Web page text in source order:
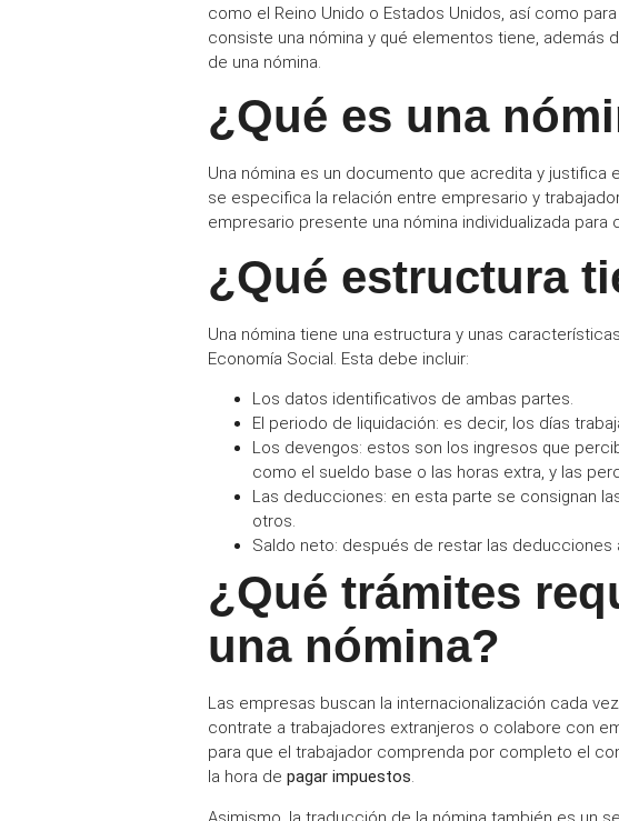
como el Reino Unido o Estados Unidos, así como para
consiste una nómina y qué elementos tiene,
de una nómina.
¿Qué es una
Una nómina es un documento que acredita y justifica
se especifica la relación entre empresario y
empresario presente una nómina individualizada para
¿Qué estructura
Una nómina tiene una estructura y unas
Economía Social. Esta debe incluir:
Los datos identificativos de ambas partes.
El periodo de liquidación: es decir, los días
Los devengos: estos son los ingresos que
como el sueldo base o las horas extra, y las
Las deducciones: en esta parte se consignan
otros.
Saldo neto: después de restar las deducciones
¿Qué trámites
una nómina?
Las empresas buscan la internacionalización cada
contrate a trabajadores extranjeros o colabore con
para que el trabajador comprenda por completo el
la hora de pagar impuestos.